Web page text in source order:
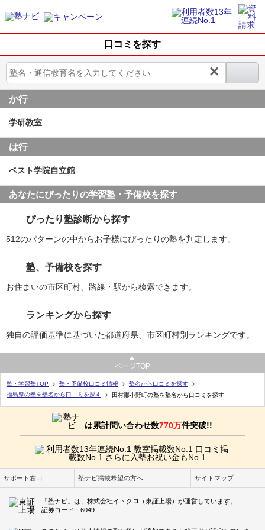
口コミを探す
×
か行
学研教室
は行
ベスト学院自立館
あなたにぴったりの学習塾・予備校を探す
ぴったり塾診断から探す
512のパターンの中からお子様にぴったりの塾を判定します。
塾、予備校を探す
お住まいの市区町村、路線・駅から検索できます。
ランキングから探す
独自の評価基準に基づいた都道府県、市区町村別ランキングです。
ページTOP
塾・学習塾TOP 塾・予備校口コミ情報
塾名から口コミを探す
福島県の塾を塾名から口コミを探す
田村郡小野町の塾を塾名から口コミを探す
は累計問い合わせ数770万件突破!!
サポート窓口 塾ナビ掲載希望の方へ サイトマップ
「塾ナビ」は、株式会社イトクロ（東証上場）が運営しています。
証券コード：6049